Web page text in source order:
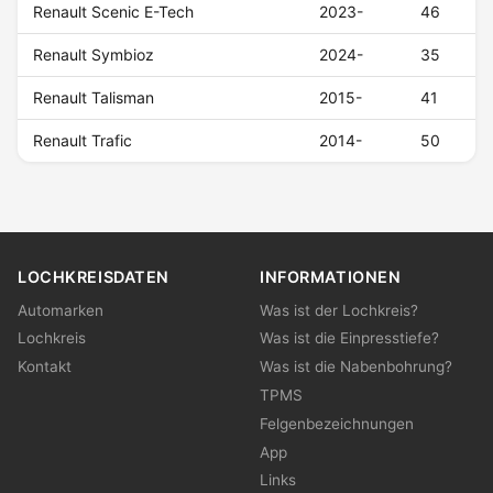
Renault Scenic E-Tech 2023- 46
Renault Symbioz 2024- 35
Renault Talisman 2015- 41
Renault Trafic 2014- 50
LOCHKREISDATEN
Automarken
Lochkreis
Kontakt
INFORMATIONEN
Was ist der Lochkreis?
Was ist die Einpresstiefe?
Was ist die Nabenbohrung?
TPMS
Felgenbezeichnungen
App
Links